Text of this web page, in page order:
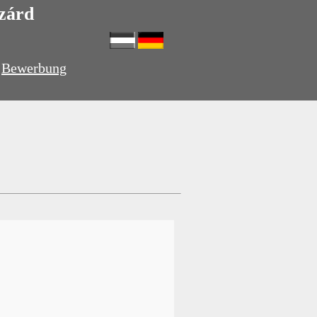
Bewerbung